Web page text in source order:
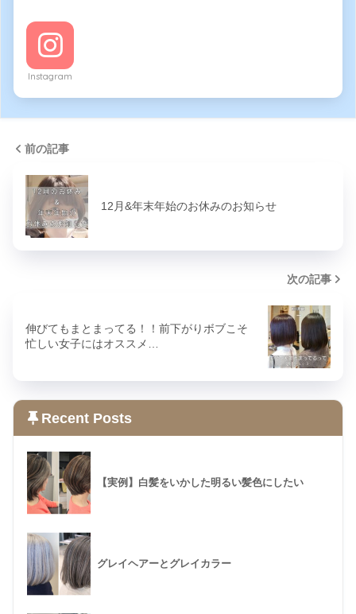
Instagram
前の記事
12月&年末年始のお休みのお知らせ
次の記事
伸びてもまとまってる！！前下がりボブこそ
忙しい女子にはオススメ…
Recent Posts
【実例】白髪をいかした明るい髪色にしたい
グレイヘアーとグレイカラー